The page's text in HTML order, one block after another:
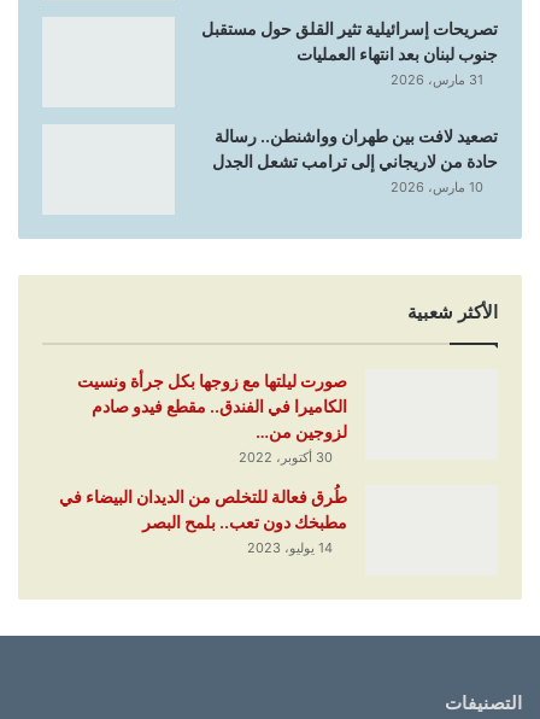
تصريحات إسرائيلية تثير القلق حول مستقبل
جنوب لبنان بعد انتهاء العمليات
31 مارس، 2026
تصعيد لافت بين طهران وواشنطن.. رسالة
حادة من لاريجاني إلى ترامب تشعل الجدل
10 مارس، 2026
الأكثر شعبية
صورت ليلتها مع زوجها بكل جرأة ونسيت
الكاميرا في الفندق.. مقطع فيدو صادم
لزوجين من…
30 أكتوبر، 2022
طُرق فعالة للتخلص من الديدان البيضاء في
مطبخك دون تعب.. بلمح البصر
14 يوليو، 2023
التصنيفات